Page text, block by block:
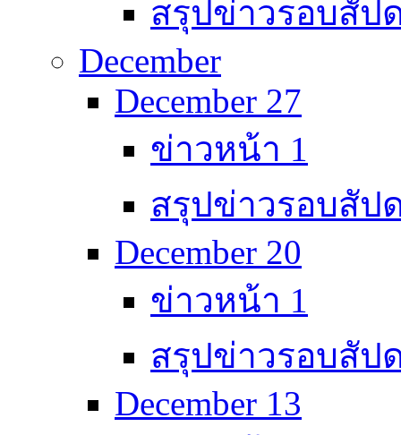
สรุปข่าวรอบสัป
December
December 27
ข่าวหน้า 1
สรุปข่าวรอบสัป
December 20
ข่าวหน้า 1
สรุปข่าวรอบสัป
December 13